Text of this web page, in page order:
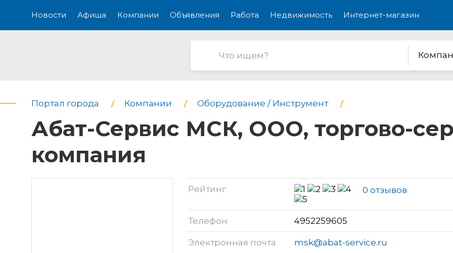
Новости Афиша Компании Объявления Работа Недвижимость Интернет-магазин
Портал города Компании Оборудование / Инструмент
Абат-Сервис МСК, ООО, торгово-
компания
Рейтинг 0 отзывов
Телефон 4952259605
Электронная почта msk@abat-service.ru